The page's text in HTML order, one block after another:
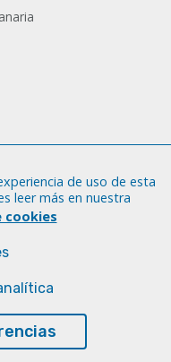
de uso de esta
leer más en nuestra
cookies